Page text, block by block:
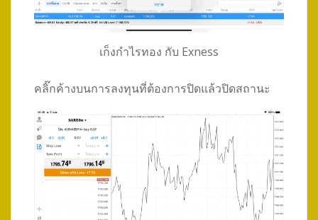
เก็งกำไรทอง กับ Exness
คลิ๊กค้างบนการลงทุนที่ต้องการปิดแล้วปิดสถานะ